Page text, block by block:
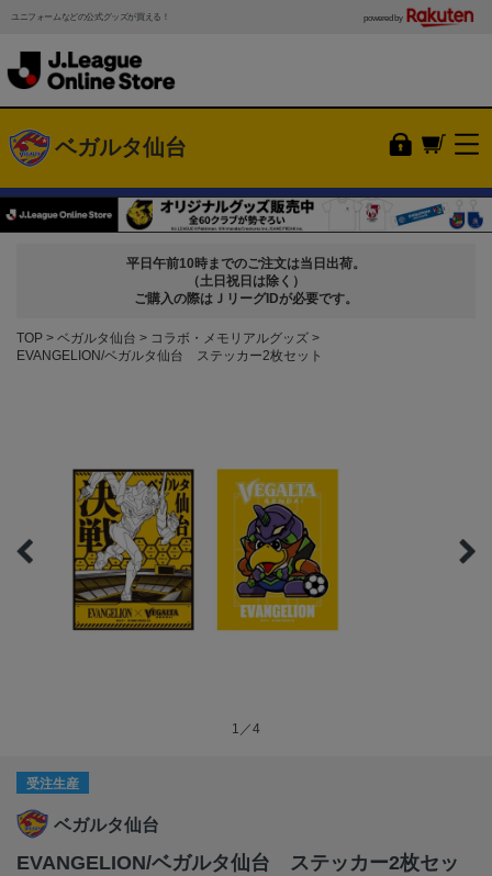
ユニフォームなどの公式グッズが買える！ powered by
ベガルタ仙台
平日午前10時までのご注文は当日出荷。
（土日祝日は除く）
ご購入の際はＪリーグIDが必要です。
TOP ベガルタ仙台
コラボ・メモリアルグッズ
EVANGELION/ベガルタ仙台 ステッカー2枚セット
1／4
受注生産
ベガルタ仙台
EVANGELION/ベガルタ仙台 ステッカー2枚セッ